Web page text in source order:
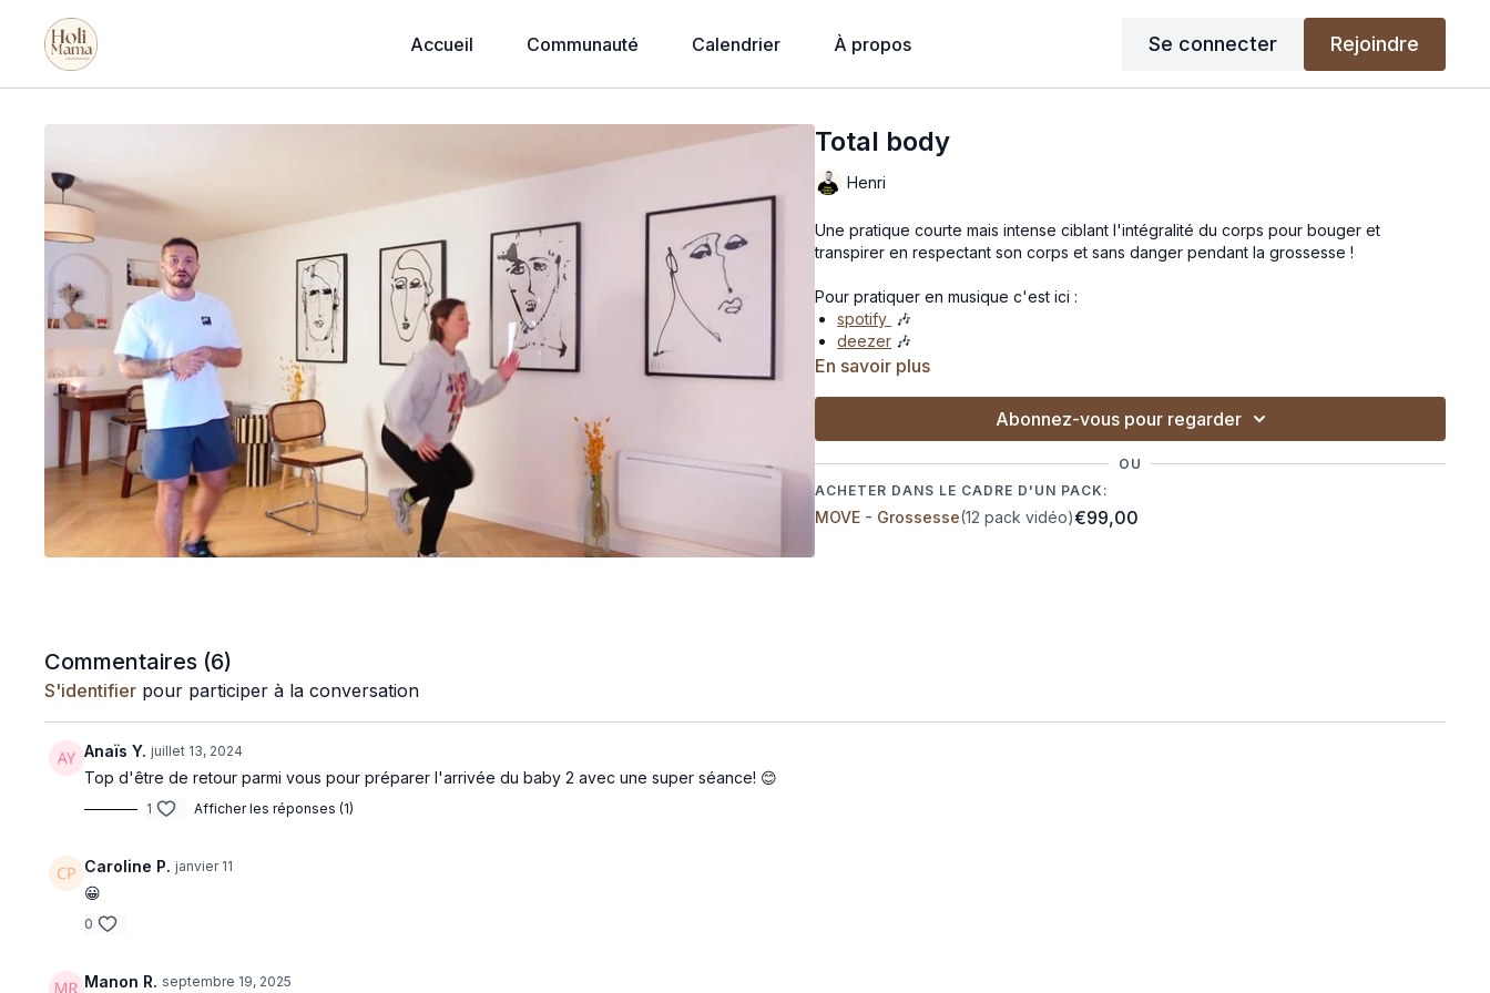
Accueil Communauté Calendrier À propos Se connecter Rejoindre
Total body
Henri
Une pratique courte mais intense ciblant l'intégralité du corps pour bouger et
transpirer en respectant son corps et sans danger pendant la grossesse !
Pour pratiquer en musique c'est ici :
spotify 🎶
deezer 🎶
En savoir plus
Abonnez-vous pour regarder
OU
ACHETER DANS LE CADRE D'UN PACK:
MOVE - Grossesse(12 pack vidéo)€99,00
Commentaires (6)
S'identifier pour participer à la conversation
Anaïs Y. juillet 13, 2024
Top d'être de retour parmi vous pour préparer l'arrivée du baby 2 avec une super séance! 😊
1 Afficher les réponses (1)
Caroline P. janvier 11
😀
0
Manon R. septembre 19, 2025